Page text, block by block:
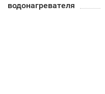
водонагревателя